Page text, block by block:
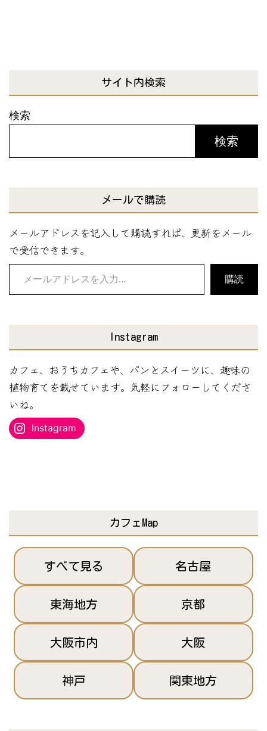
サイト内検索
検索
検索
メールで購読
メールアドレスを記入して購読すれば、更新をメール
で受信できます。
ス
を
入
力...
購読
Instagram
カフェ、おうちカフェや、パンとスイーツに、趣味の
植物育てを載せています。気軽にフォローしてくださ
いね。
Instagram
カフェMap
すべて見る 名古屋
東海地方 京都
大阪市内 大阪
神戸 関東地方